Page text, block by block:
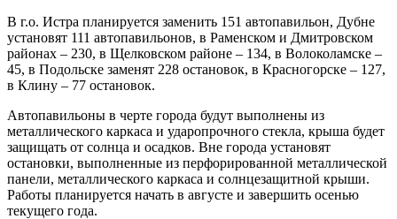
В г.о. Истра планируется заменить 151 автопавильон, Дубне
установят 111 автопавильонов, в Раменском и Дмитровском
районах – 230, в Щелковском районе – 134, в Волоколамске –
45, в Подольске заменят 228 остановок, в Красногорске – 127,
в Клину – 77 остановок.
Автопавильоны в черте города будут выполнены из
металлического каркаса и ударопрочного стекла, крыша будет
защищать от солнца и осадков. Вне города установят
остановки, выполненные из перфорированной металлической
панели, металлического каркаса и солнцезащитной крыши.
Работы планируется начать в августе и завершить осенью
текущего года.